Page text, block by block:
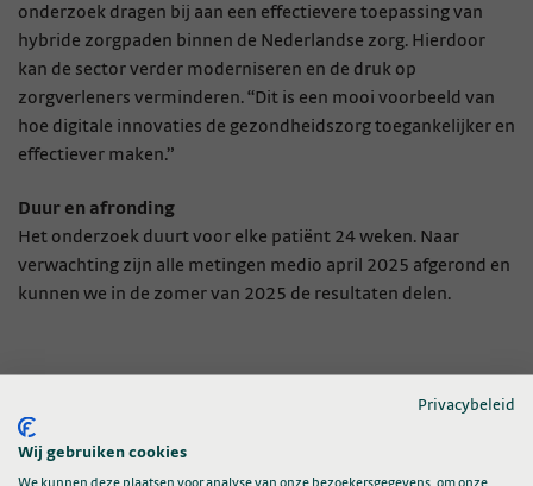
onderzoek dragen bij aan een effectievere toepassing van
hybride zorgpaden binnen de Nederlandse zorg. Hierdoor
kan de sector verder moderniseren en de druk op
zorgverleners verminderen. “Dit is een mooi voorbeeld van
hoe digitale innovaties de gezondheidszorg toegankelijker en
effectiever maken.”
Duur en afronding
Het onderzoek duurt voor elke patiënt 24 weken. Naar
verwachting zijn alle metingen medio april 2025 afgerond en
kunnen we in de zomer van 2025 de resultaten delen.
Contactpersonen
Privacybeleid
Wij gebruiken cookies
We kunnen deze plaatsen voor analyse van onze bezoekersgegevens, om onze